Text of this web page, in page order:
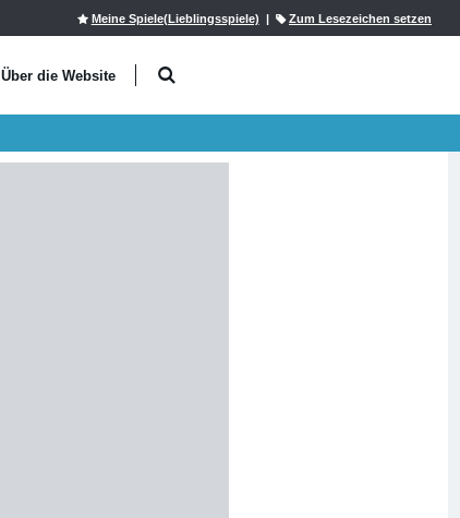
Meine Spiele(Lieblingsspiele) | Zum Lesezeichen setzen
Über die Website